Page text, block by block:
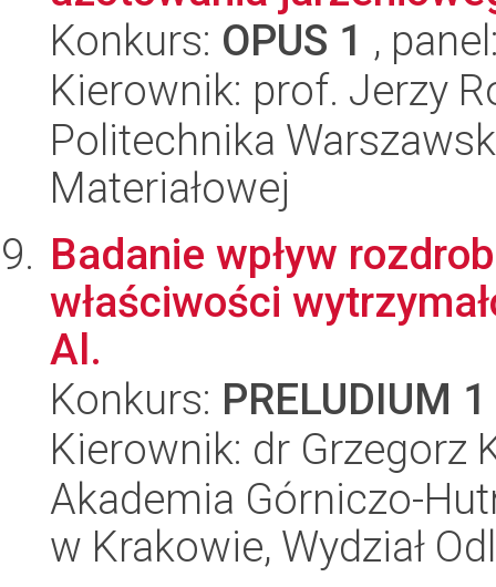
Konkurs: OPUS 1 ,
Kierownik: prof. Jerzy
Politechnika
Materiałowej
Badanie wpływ
właściwości
Al.
Konkurs: PRELUDIUM 1
Kierownik: dr Grzegorz
Akademia Górniczo-
w Krakowie, Wydział